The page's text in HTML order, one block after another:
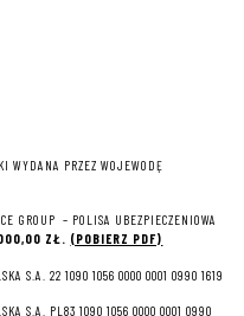
WYDANA PRZEZ WOJEWODĘ
GROUP – POLISA UBEZPIECZENIOWA
ZŁ. (POBIERZ PDF)
S.A. 22 1090 1056 0000 0001 0990 1619
S.A. PL83 1090 1056 0000 0001 0990